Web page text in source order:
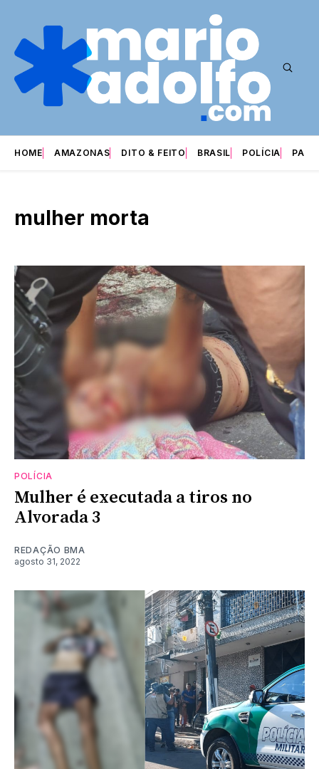
HOME AMAZONAS DITO & FEITO BRASIL POLÍCIA
mulher morta
POLÍCIA
Mulher é executada a tiros no
Alvorada 3
REDAÇÃO BMA
agosto 31, 2022